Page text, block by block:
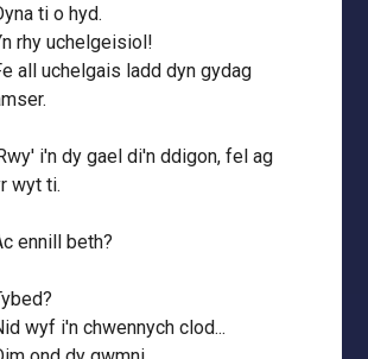
ti o hyd.
rhy uchelgeisiol!
all uchelgais ladd dyn gydag
i'n dy gael di'n ddigon, fel ag
wyt ti.
ennill beth?
wyf i'n chwennych clod...